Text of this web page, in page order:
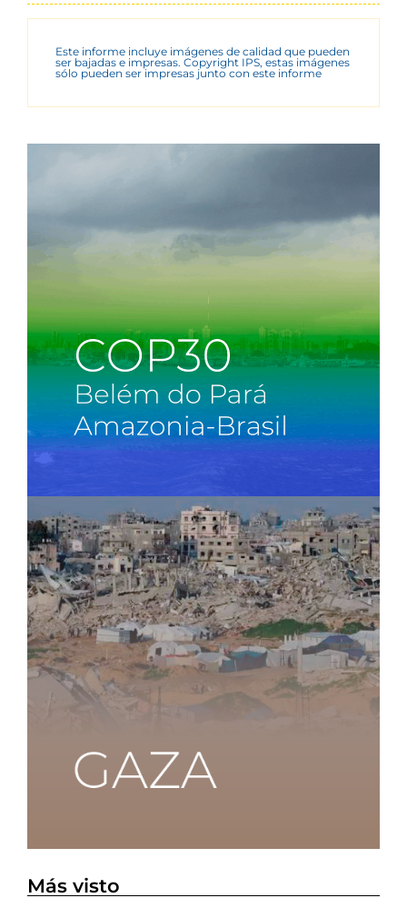
Este informe incluye imágenes de calidad que pueden
ser bajadas e impresas. Copyright IPS, estas imágenes
sólo pueden ser impresas junto con este informe
Más visto